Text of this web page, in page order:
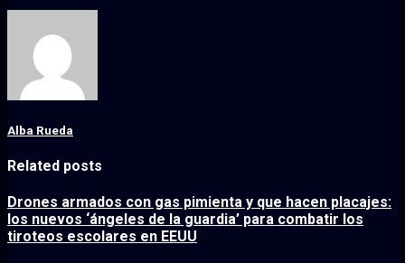
Alba Rueda
Related posts
Drones armados con gas pimienta y que hacen placajes:
los nuevos ‘ángeles de la guardia’ para combatir los
tiroteos escolares en EEUU